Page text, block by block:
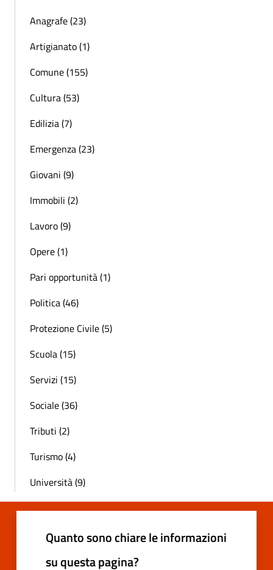
Anagrafe (23)
Artigianato (1)
Comune (155)
Cultura (53)
Edilizia (7)
Emergenza (23)
Giovani (9)
Immobili (2)
Lavoro (9)
Opere (1)
Pari opportunità (1)
Politica (46)
Protezione Civile (5)
Scuola (15)
Servizi (15)
Sociale (36)
Tributi (2)
Turismo (4)
Università (9)
Quanto sono chiare le informazioni
su questa pagina?